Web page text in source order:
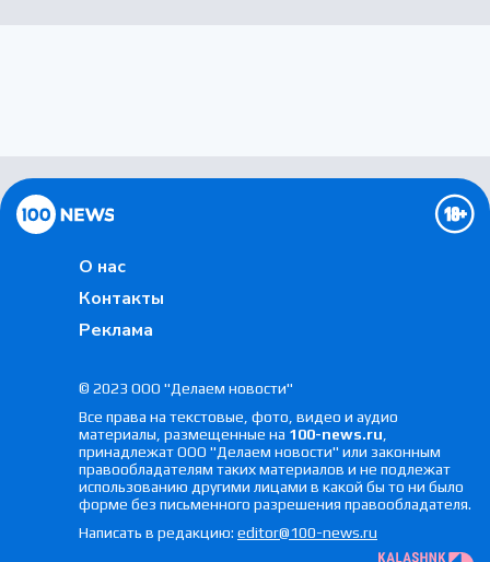
ПОДВАЛ
О нас
Контакты
Реклама
© 2023 ООО "Делаем новости"
Все права на текстовые, фото, видео и аудио
материалы, размещенные на 100-news.ru
принадлежат ООО "Делаем новости" или законным
правообладателям таких материалов и не подлежат
использованию другими лицами в какой бы то ни было
форме без письменного разрешения правообладателя.
Написать в редакцию: editor@100-news.ru